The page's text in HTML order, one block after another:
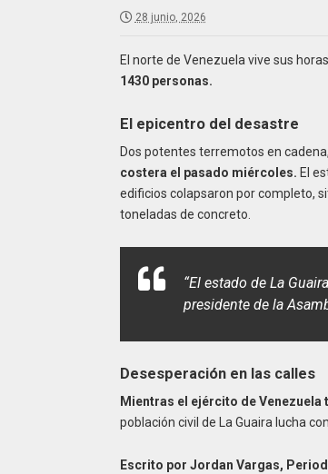
28 junio, 2026
El norte de Venezuela vive sus
1430 personas.
El epicentro del desastre
Dos potentes terremotos en
costera el pasado miércoles. El
edificios colapsaron por completo,
toneladas de concreto.
“El estado de La
presidente de la
Desesperación en las calles
Mientras el ejército de
población civil de La Guaira lucha
Escrito por Jordan Vargas,